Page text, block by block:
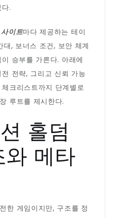
.
이트마다 제공하는 테이
대, 보너스 조건, 보안 체계
승부를 가른다. 아래에
전략, 그리고 신뢰 가능
크리스트까지 단계별로
루트를 제시한다.
홀덤
와 메타
한 게임이지만, 구조를 정